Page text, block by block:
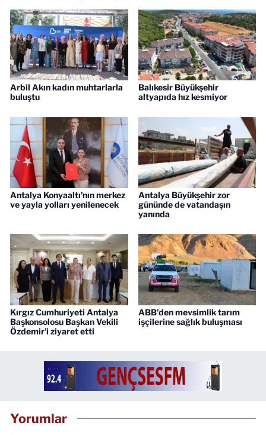
Arbil Akın kadın muhtarlarla
buluştu
Balıkesir Büyükşehir
altyapıda hız kesmiyor
Antalya Konyaaltı'nın merkez
ve yayla yolları yenilenecek
Antalya Büyükşehir zor
gününde de vatandaşın
yanında
Kırgız Cumhuriyeti Antalya
Başkonsolosu Başkan Vekili
Özdemir'i ziyaret etti
ABB'den mevsimlik tarım
işçilerine sağlık buluşması
Yorumlar